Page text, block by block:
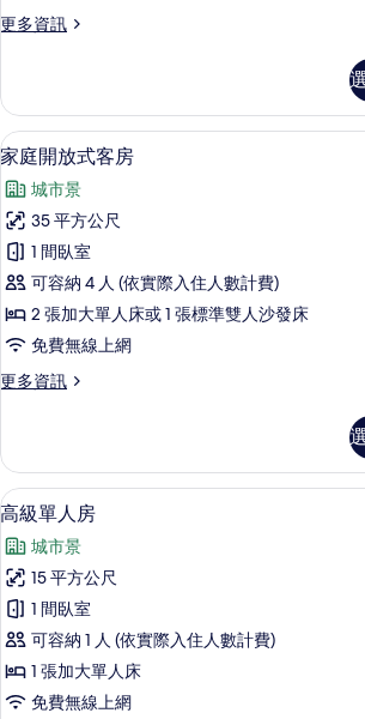
所
相
片
更多資訊
更
式
客
房
的
詳
情
顯
示
家
庭
開
放
式
房
所
有
相
片
高級寢具、
6
家庭開放式客房
城市景
35 平方公尺
1 間臥室
可容納 4 人 (依實際入住人數計費)
2 張加大單人床或 1 張標準雙人沙發床
免費無線上網
更多資訊
更
開
放
式
房
的
詳
情
顯
示
高
級
單
人
房
高級寢具、
6
高級單人房
城市景
15 平方公尺
1 間臥室
可容納 1 人 (依實際入住人數計費)
1 張加大單人床
免費無線上網